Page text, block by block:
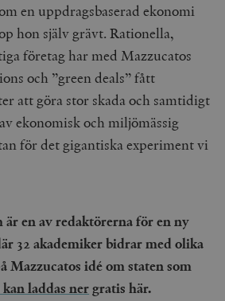
en uppdragsbaserad ekonomi
hon själv grävt. Rationella,
företag har med Mazzucatos
och ”green deals” fått
att göra stor skada och samtidigt
ekonomisk och miljömässig
för det gigantiska experiment vi
en av redaktörerna för en ny
32 akademiker bidrar med olika
Mazzucatos idé om staten som
laddas nergratis här.
Cloudflare
Inc.
.myfonts.net